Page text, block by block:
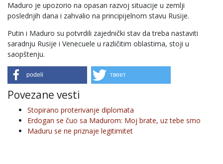
Maduro je upozorio na opasan razvoj situacije u zemlji
poslednjih dana i zahvalio na principijelnom stavu Rusije.
Putin i Maduro su potvrdili zajednički stav da treba nastaviti
saradnju Rusije i Venecuele u različitim oblastima, stoji u
saopštenju.
podeli твеет
Povezane vesti
Stopirano proterivanje diplomata
Erdogan se čuo sa Madurom: Moj brate, uz tebe smo
Maduru se ne priznaje legitimitet